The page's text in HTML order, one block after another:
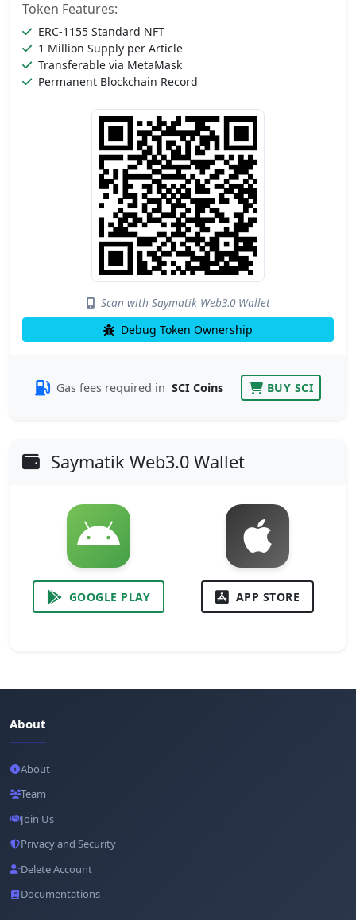
Token Features:
ERC-1155 Standard NFT
1 Million Supply per Article
Transferable via MetaMask
Permanent Blockchain Record
Scan with Saymatik Web3.0 Wallet
Debug Token Ownership
Gas fees required in SCI Coins BUY SCI
Saymatik Web3.0 Wallet
GOOGLE PLAY APP STORE
About
About
Team
Join Us
Privacy and Security
Delete Account
Documentations